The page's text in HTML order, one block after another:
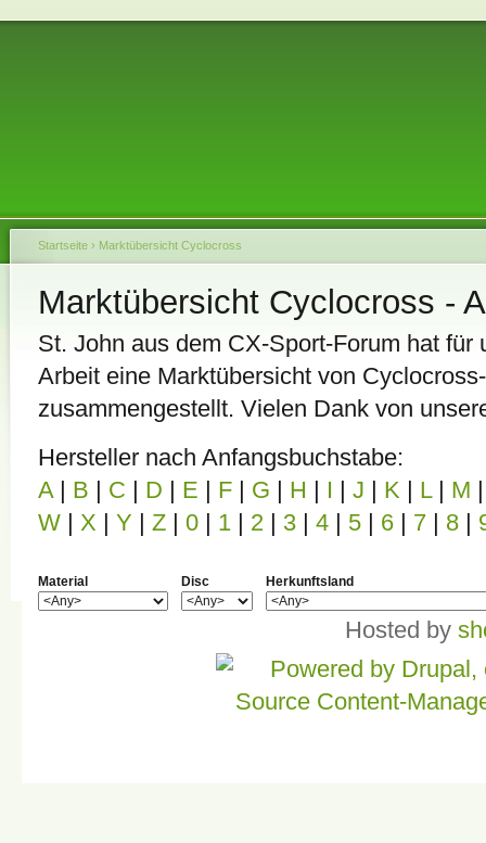
Startseite › Marktübersicht Cyclocross
Marktübersicht Cyclocross -
St. John aus dem CX-Sport-Forum hat
Arbeit eine Marktübersicht von
zusammengestellt. Vielen Dank von
Hersteller nach Anfangsbuchstabe:
A | B | C | D | E | F | G | H | I | J | K | L | M |
W | X | Y | Z | 0 | 1 | 2 | 3 | 4 | 5 | 6 | 7 | 8 |
Material Disc Herkunftsland
Hosted by